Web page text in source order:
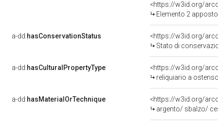
<https://w3id.org/
Elemento 2
a-dd:hasConservationStatus
<https://w3id.org/
Stato di
a-dd:hasCulturalPropertyType
<https://w3id.org/
reliquiario a
a-dd:hasMaterialOrTechnique
<https://w3id.org/
argento/ sbalzo/